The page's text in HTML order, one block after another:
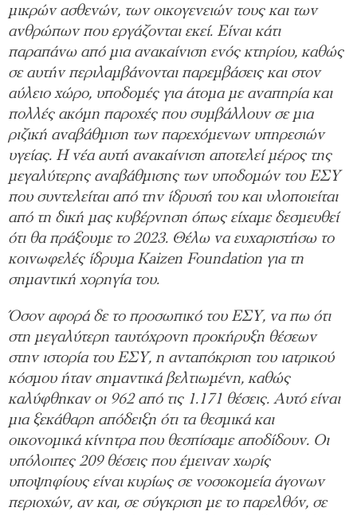
μικρών ασθενών, των οικογενειών τους και των
ανθρώπων που εργάζονται εκεί. Είναι κάτι
παραπάνω από μια ανακαίνιση ενός κτηρίου, καθώς
σε αυτήν περιλαμβάνονται παρεμβάσεις και στον
αύλειο χώρο, υποδομές για άτομα με αναπηρία και
πολλές ακόμη παροχές που συμβάλλουν σε μια
ριζική αναβάθμιση των παρεχόμενων υπηρεσιών
υγείας. Η νέα αυτή ανακαίνιση αποτελεί μέρος της
μεγαλύτερης αναβάθμισης των υποδομών του ΕΣΥ
που συντελείται από την ίδρυσή του και υλοποιείται
από τη δική μας κυβέρνηση όπως είχαμε δεσμευθεί
ότι θα πράξουμε το 2023. Θέλω να ευχαριστήσω το
κοινωφελές ίδρυμα Kaizen Foundation για τη
σημαντική χορηγία του.
Όσον αφορά δε το προσωπικό του ΕΣΥ, να πω ότι
στη μεγαλύτερη ταυτόχρονη προκήρυξη θέσεων
στην ιστορία του ΕΣΥ, η ανταπόκριση του ιατρικού
κόσμου ήταν σημαντικά βελτιωμένη, καθώς
καλύφθηκαν οι 962 από τις 1.171 θέσεις. Αυτό είναι
μια ξεκάθαρη απόδειξη ότι τα θεσμικά και
οικονομικά κίνητρα που θεσπίσαμε αποδίδουν. Οι
υπόλοιπες 209 θέσεις που έμειναν χωρίς
υποψηφίους είναι κυρίως σε νοσοκομεία άγονων
περιοχών, αν και, σε σύγκριση με το παρελθόν, σε